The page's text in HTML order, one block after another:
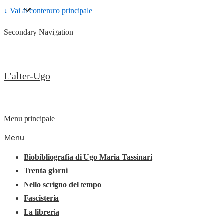
↓ Vai al contenuto principale
Secondary Navigation
L'alter-Ugo
Menu principale
Menu
Biobibliografia di Ugo Maria Tassinari
Trenta giorni
Nello scrigno del tempo
Fascisteria
La libreria